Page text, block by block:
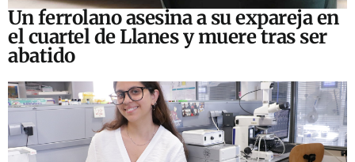
Un ferrolano asesina a su expareja en
el cuartel de Llanes y muere tras ser
abatido